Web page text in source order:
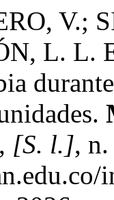
V.;
L. L.
, [S. l.],